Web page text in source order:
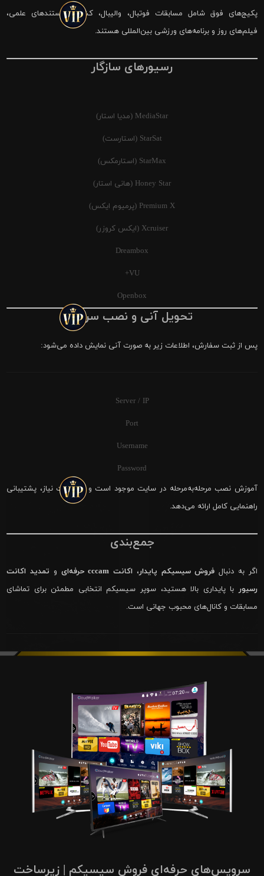
پکیج‌های فوق شامل مسابقات فوتبال، والیبال، کشتی، مستندهای علمی،
فیلم‌های روز و برنامه‌های ورزشی بین‌المللی هستند.
رسیورهای سازگار
MediaStar (مدیا استار)
StarSat (استارست)
StarMax (استارمکس)
Honey Star (هانی استار)
Premium X (پرمیوم ایکس)
Xcruiser (ایکس کروزر)
Dreambox
VU+
Openbox
تحویل آنی و نصب سریع
پس از ثبت سفارش، اطلاعات زیر به صورت آنی نمایش داده می‌شود:
Server / IP
Port
Username
Password
آموزش نصب مرحله‌به‌مرحله در سایت موجود است و در صورت نیاز، پشتیبانی
راهنمایی کامل ارائه می‌دهد.
جمع‌بندی
اگر به دنبال فروش سیسیکم پایدار، اکانت cccam حرفه‌ای و تمدید اکانت
رسیور با پایداری بالا هستید، سوپر سیسیکم انتخابی مطمئن برای تماشای
مسابقات و کانال‌های محبوب جهانی است.
سرویس‌های حرفه‌ای فروش سیسیکم | زیرساخت